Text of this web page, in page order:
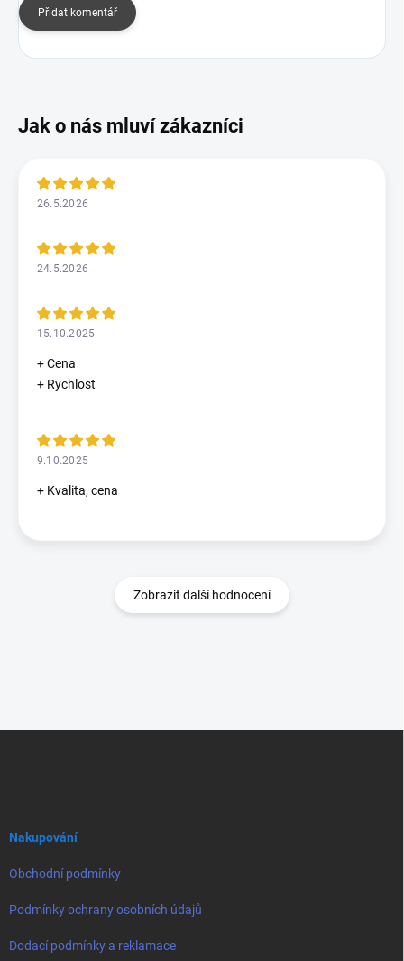
Přidat komentář
26.5.2026
24.5.2026
15.10.2025
+ Cena
+ Rychlost
9.10.2025
+ Kvalita, cena
Zobrazit další hodnocení
Nakupování
Obchodní podmínky
Podmínky ochrany osobních údajů
Dodací podmínky a reklamace